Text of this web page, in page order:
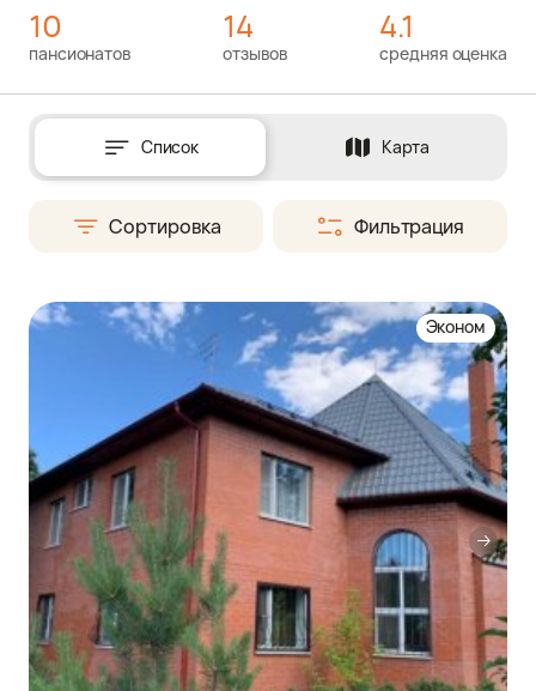
10
пансионатов
14
отзывов
4.1
средняя оценка
Сортировка Фильтрация
Список Карта
Эконом